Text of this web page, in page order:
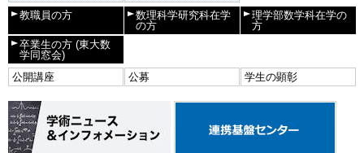
教職員の方
数理科学研究科在学
の方
理学部数学科在学の
方
卒業生の方 (東大数
学同窓会)
公開講座
公募 学生の顕彰